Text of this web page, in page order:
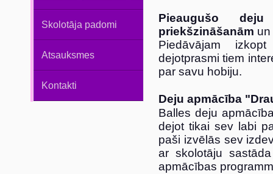
Skolotāja padomi
Atsauksmes
Kontakti
Pieaugušo
priekšzināšanām
Piedāvājam
dejotprasmi tiem
par savu hobiju.
Deju apmācība
Balles deju
dejot tikai sev labi
paši izvēlās sev
ar skolotāju
apmācības